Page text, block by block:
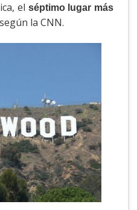
el séptimo lugar más
la CNN.